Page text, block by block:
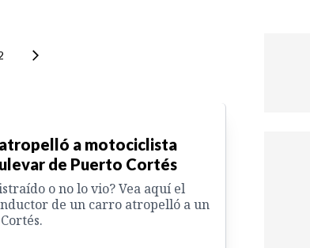
a motociclista
de Puerto Cortés
o no lo vio? Vea aquí el
de un carro atropelló a un